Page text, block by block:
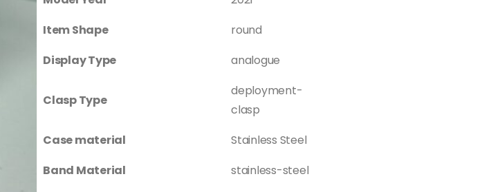
Item Shape
round
Display Type
analogue
Clasp Type
deployment-
clasp
Case material
Stainless Steel
Band Material
stainless-steel